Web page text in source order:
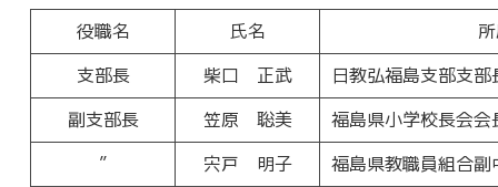
役職名 氏名
支部長
柴口 正武
日教弘福島支部支部
副支部長
笠原 聡美
福島県小学校長会会
”
宍戸 明子
福島県教職員組合